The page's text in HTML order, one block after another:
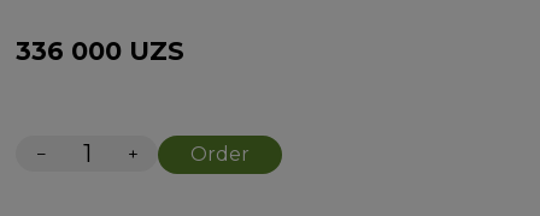
336 000 UZS
− + Order